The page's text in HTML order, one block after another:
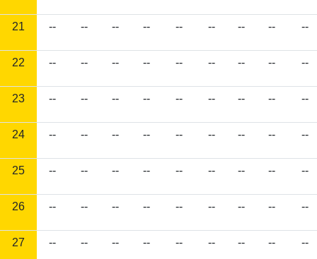
21 -- -- -- -- -- -- -- -- --
22 -- -- -- -- -- -- -- -- --
23 -- -- -- -- -- -- -- -- --
24 -- -- -- -- -- -- -- -- --
25 -- -- -- -- -- -- -- -- --
26 -- -- -- -- -- -- -- -- --
27 -- -- -- -- -- -- -- -- --